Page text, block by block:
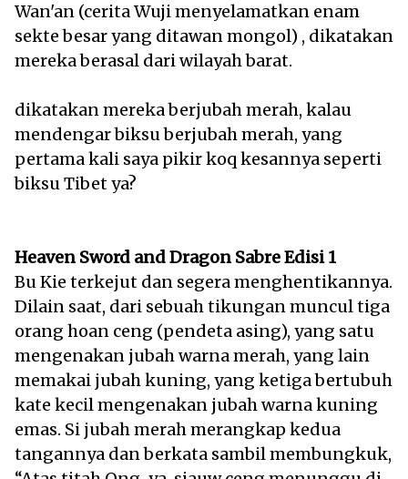
Wan'an (cerita Wuji menyelamatkan enam
sekte besar yang ditawan mongol) , dikatakan
mereka berasal dari wilayah barat.
dikatakan mereka berjubah merah, kalau
mendengar biksu berjubah merah, yang
pertama kali saya pikir koq kesannya seperti
biksu Tibet ya?
Heaven Sword and Dragon Sabre Edisi 1
Bu Kie terkejut dan segera menghentikannya.
Dilain saat, dari sebuah tikungan muncul tiga
orang hoan ceng (pendeta asing), yang satu
mengenakan jubah warna merah, yang lain
memakai jubah kuning, yang ketiga bertubuh
kate kecil mengenakan jubah warna kuning
emas. Si jubah merah merangkap kedua
tangannya dan berkata sambil membungkuk,